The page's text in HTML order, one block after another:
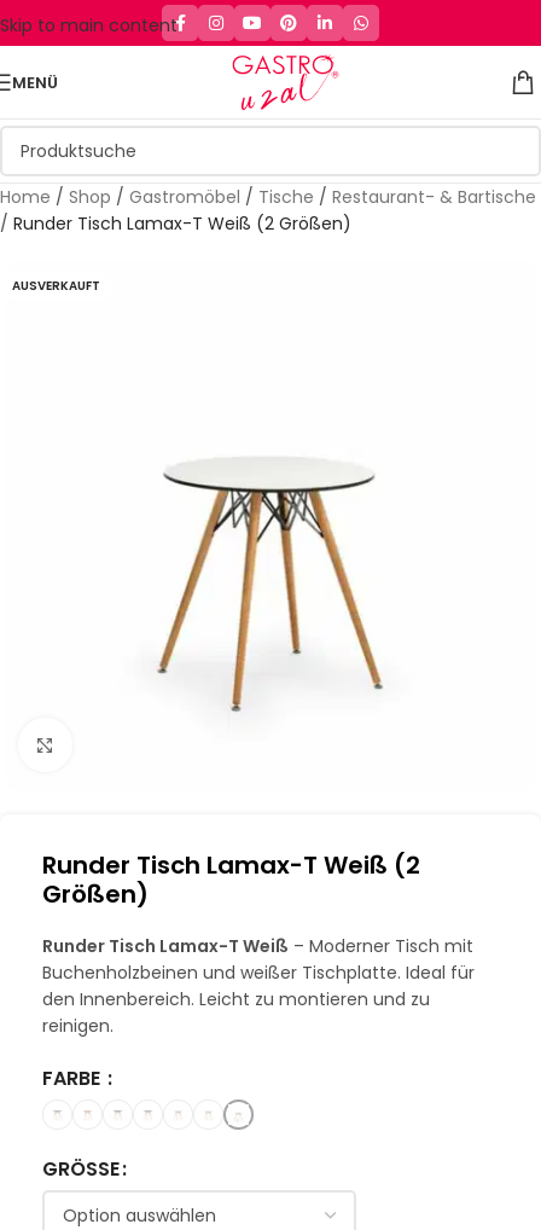
Skip to main content
MENÜ
Home / Shop / Gastromöbel / Tische / Restaurant- & Bartische
/ Runder Tisch Lamax-T Weiß (2 Größen)
AUSVERKAUFT
Runder Tisch Lamax-T Weiß (2
Größen)
Runder Tisch Lamax-T Weiß – Moderner Tisch mit
Buchenholzbeinen und weißer Tischplatte. Ideal für
den Innenbereich. Leicht zu montieren und zu
reinigen.
FARBE
GRÖSSE